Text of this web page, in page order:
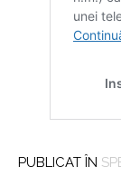
PUBLICAT ÎN